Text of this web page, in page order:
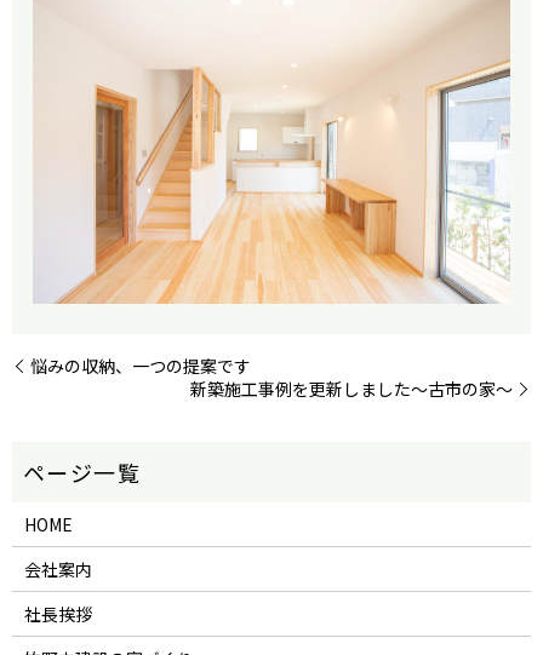
悩みの収納、一つの提案です
新築施工事例を更新しました～古市の家～
HOME
会社案内
社長挨拶